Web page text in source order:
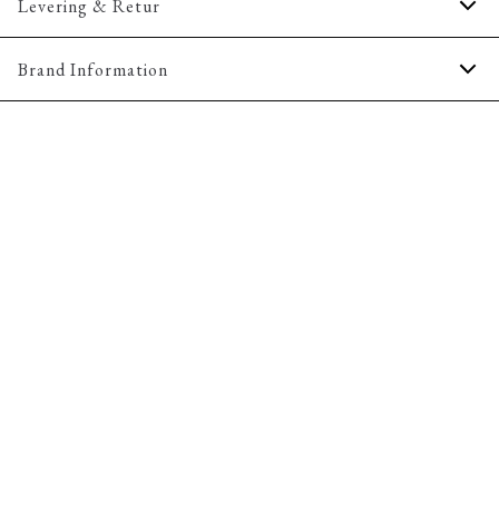
Størrelsesguide
Levering & Retur
1-2 hverdage.
Brand Information